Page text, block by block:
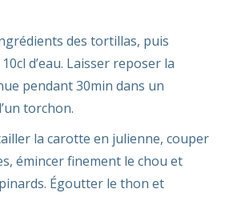
des tortillas, puis
d’eau. Laisser reposer la
pendant 30min dans un
torchon.
la carotte en julienne, couper
émincer finement le chou et
Égoutter le thon et